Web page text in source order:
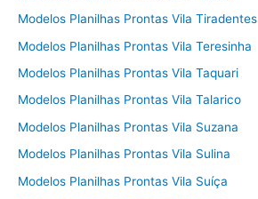
Modelos Planilhas Prontas Vila Tiradentes
Modelos Planilhas Prontas Vila Teresinha
Modelos Planilhas Prontas Vila Taquari
Modelos Planilhas Prontas Vila Talarico
Modelos Planilhas Prontas Vila Suzana
Modelos Planilhas Prontas Vila Sulina
Modelos Planilhas Prontas Vila Suíça